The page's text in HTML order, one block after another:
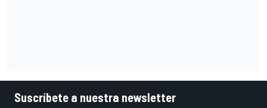
Suscríbete a nuestra newsletter